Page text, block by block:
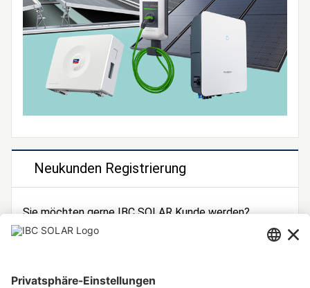
Neukunden Registrierung
Sie möchten gerne IBC SOLAR Kunde werden?
Dann registrieren Sie sich jetzt!